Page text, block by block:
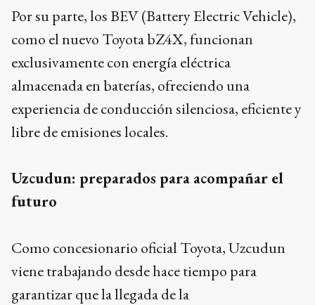
Por su parte, los BEV (Battery Electric Vehicle),
como el nuevo Toyota bZ4X, funcionan
exclusivamente con energía eléctrica
almacenada en baterías, ofreciendo una
experiencia de conducción silenciosa, eficiente y
libre de emisiones locales.
Uzcudun: preparados para acompañar el
futuro
Como concesionario oficial Toyota, Uzcudun
viene trabajando desde hace tiempo para
garantizar que la llegada de la